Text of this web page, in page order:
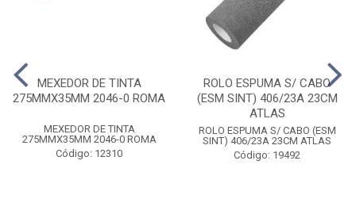
MEXEDOR DE TINTA
275MMX35MM 2046-0 ROMA
MEXEDOR DE TINTA
275MMX35MM 2046-0 ROMA
Código: 12310
ROLO ESPUMA S/ CABO
(ESM SINT) 406/23A 23CM
ATLAS
ROLO ESPUMA S/ CABO (ESM
SINT) 406/23A 23CM ATLAS
Código: 19492